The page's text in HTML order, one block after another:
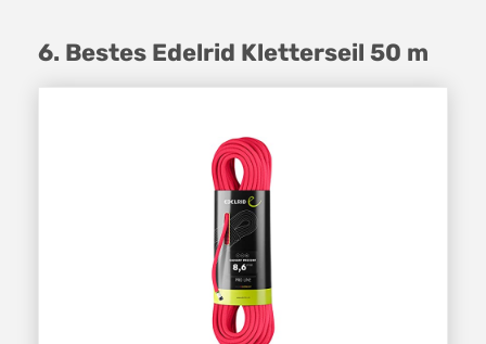
6. Bestes Edelrid Kletterseil 50 m